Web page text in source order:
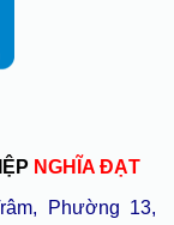
NGHĨA ĐẠT
Phường 13,